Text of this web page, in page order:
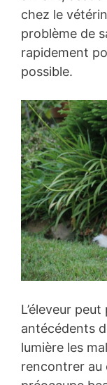
chez le
problème de
rapidement
possible.
L’éleveur
antécédents
lumière les
rencontrer au